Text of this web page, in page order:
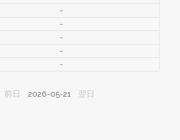
-
-
-
-
-
前日 2026-05-21 翌日